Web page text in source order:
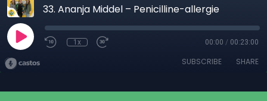
33. Ananja Middel – Penicilline-allergie
1x 00:00 / 00:23:00
SUBSCRIBE SHARE